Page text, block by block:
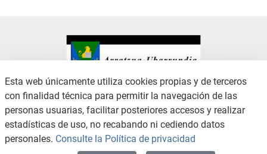
CONTACTO
AVISO LEGAL
CANAL DE DENUNCIAS
POLÍTICA DE PRIVACIDAD
POLÍTICA DE COOKIES
ACCESIBILIDAD
Esta web únicamente utiliza cookies propias y de terceros
con finalidad técnica para permitir la navegación de las
personas usuarias, facilitar posteriores accesos y realizar
estadísticas de uso, no recabando ni cediendo datos
personales. Consulte la Política de privacidad